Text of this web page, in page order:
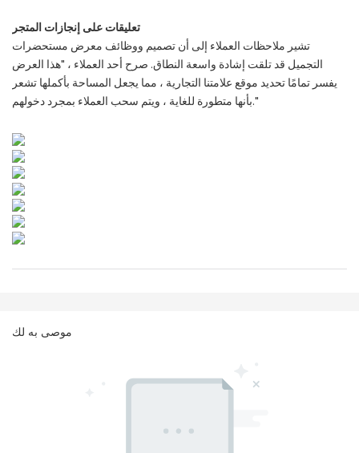
تعليقات على إنجازات المتجر
تشير ملاحظات العملاء إلى أن تصميم ووظائف معرض مستحضرات
التجميل قد تلقت إشادة واسعة النطاق. صرح أحد العملاء ، "هذا العرض
يفسر تمامًا تحديد موقع علامتنا التجارية ، مما يجعل المساحة بأكملها تشعر
بأنها متطورة للغاية ، ويتم سحب العملاء بمجرد دخولهم."
موصى به لك